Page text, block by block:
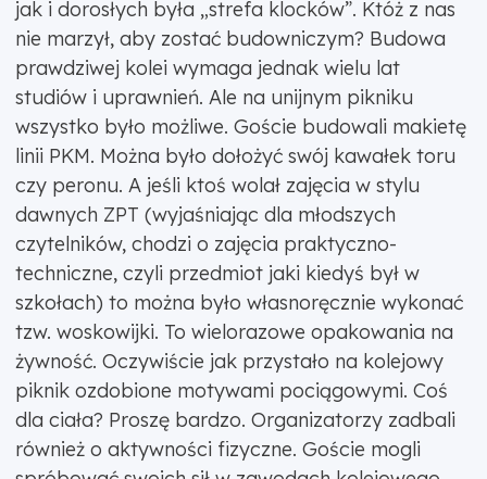
jak i dorosłych była „strefa klocków”. Któż z nas
nie marzył, aby zostać budowniczym? Budowa
prawdziwej kolei wymaga jednak wielu lat
studiów i uprawnień. Ale na unijnym pikniku
wszystko było możliwe. Goście budowali makietę
linii PKM. Można było dołożyć swój kawałek toru
czy peronu. A jeśli ktoś wolał zajęcia w stylu
dawnych ZPT (wyjaśniając dla młodszych
czytelników, chodzi o zajęcia praktyczno-
techniczne, czyli przedmiot jaki kiedyś był w
szkołach) to można było własnoręcznie wykonać
tzw. woskowijki. To wielorazowe opakowania na
żywność. Oczywiście jak przystało na kolejowy
piknik ozdobione motywami pociągowymi. Coś
dla ciała? Proszę bardzo. Organizatorzy zadbali
również o aktywności fizyczne. Goście mogli